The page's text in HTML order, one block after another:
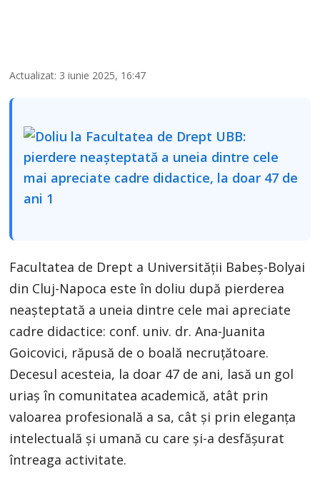
Actualizat: 3 iunie 2025, 16:47
Facultatea de Drept a Universității Babeș-Bolyai
din Cluj-Napoca este în doliu după pierderea
neașteptată a uneia dintre cele mai apreciate
cadre didactice: conf. univ. dr. Ana-Juanita
Goicovici, răpusă de o boală necruțătoare.
Decesul acesteia, la doar 47 de ani, lasă un gol
uriaș în comunitatea academică, atât prin
valoarea profesională a sa, cât și prin eleganța
intelectuală și umană cu care și-a desfășurat
întreaga activitate.